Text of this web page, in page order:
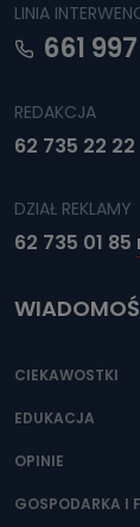
LINIA
661
REDAKCJA
62 735 22 22
DZIAŁ REKLAMY
62 735 01 85
CIEKAWOSTKI
EDUKACJA
OPINIE
GOSPODARKA I